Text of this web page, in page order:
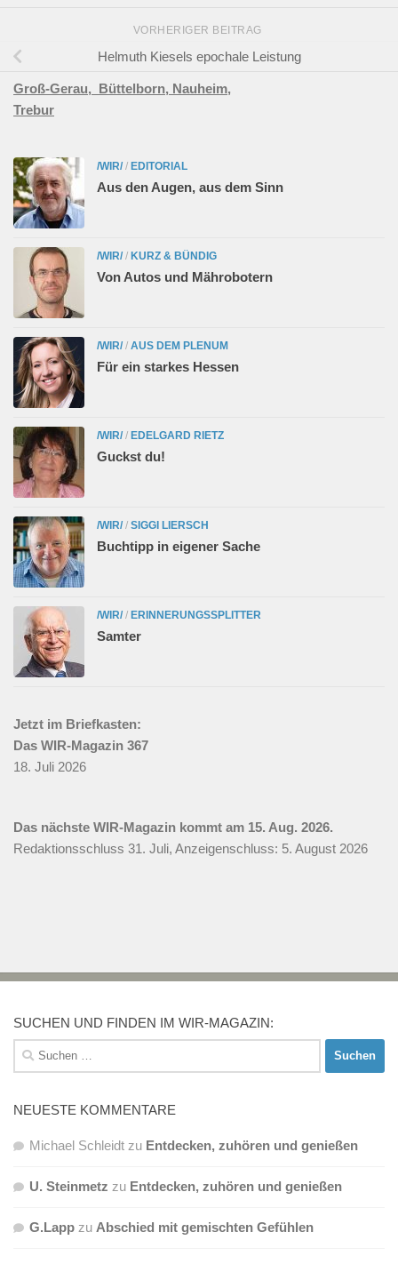
VORHERIGER BEITRAG
Helmuth Kiesels epochale Leistung
Groß-Gerau, Büttelborn, Nauheim,
Trebur
/WIR/ / EDITORIAL
Aus den Augen, aus dem Sinn
/WIR/ / KURZ & BÜNDIG
Von Autos und Mährobotern
/WIR/ / AUS DEM PLENUM
Für ein starkes Hessen
/WIR/ / EDELGARD RIETZ
Guckst du!
/WIR/ / SIGGI LIERSCH
Buchtipp in eigener Sache
/WIR/ / ERINNERUNGSSPLITTER
Samter
Jetzt im Briefkasten:
Das WIR-Magazin 367
18. Juli 2026
Das nächste WIR-Magazin kommt am 15. Aug. 2026.
Redaktionsschluss 31. Juli, Anzeigenschluss: 5. August 2026
SUCHEN UND FINDEN IM WIR-MAGAZIN:
Suchen
nach:
NEUESTE KOMMENTARE
Michael Schleidt zu Entdecken, zuhören und genießen
U. Steinmetz zu Entdecken, zuhören und genießen
G.Lapp zu Abschied mit gemischten Gefühlen